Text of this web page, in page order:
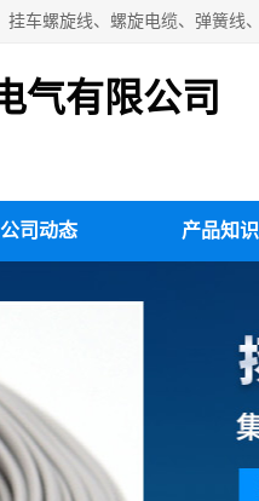
气有限公司
公司动态 产品知识